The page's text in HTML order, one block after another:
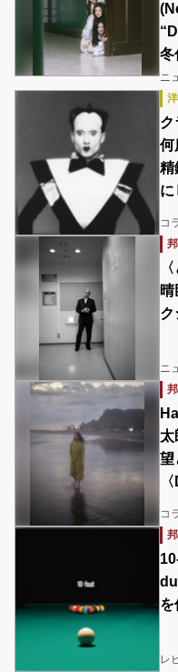
冬
ニ
何
精
に
コ
ク
ニ
太
望
コ
を
レ